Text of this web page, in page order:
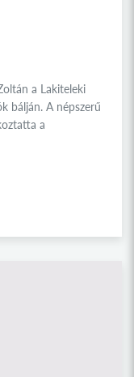
a Lakiteleki
bálján. A népszerű
a